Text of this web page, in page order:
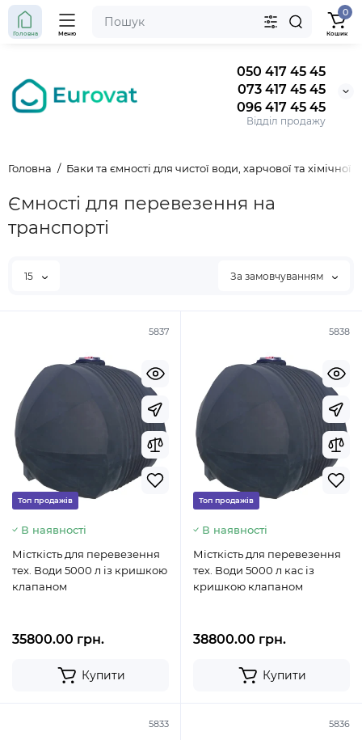
050 417 45 45
073 417 45 45
096 417 45 45
Відділ продажу
Головна Меню
0
Кошик
Головна Баки та ємності для чистої води, харчової та хімічної
Ємності для перевезення на
транспорті
15 За замовчуванням
5837
Топ продажів
В наявності
Місткість для перевезення
тех. Води 5000 л із кришкою
клапаном
35800.00 грн.
Купити
5838
Топ продажів
В наявності
Місткість для перевезення
тех. Води 5000 л кас із
кришкою клапаном
38800.00 грн.
Купити
5833 5836